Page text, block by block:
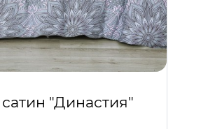
"Династия"